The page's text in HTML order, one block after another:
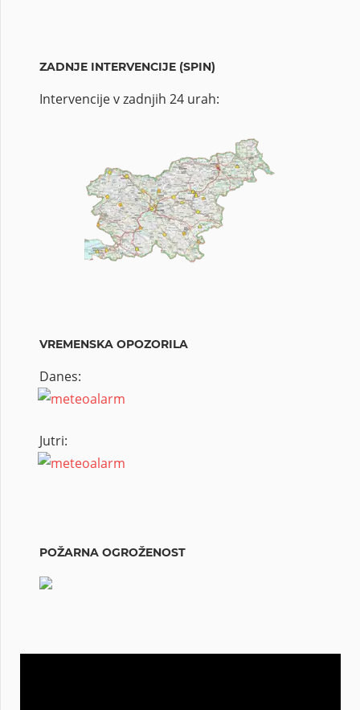
ZADNJE INTERVENCIJE (SPIN)
Intervencije v zadnjih 24 urah:
VREMENSKA OPOZORILA
Danes:
Jutri:
POŽARNA OGROŽENOST